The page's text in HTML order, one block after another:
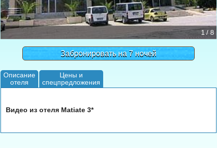
1 / 8
Забронировать на 7 ночей
Описание
отеля
Цены и
спецпредложения
Видео из отеля Matiate 3*